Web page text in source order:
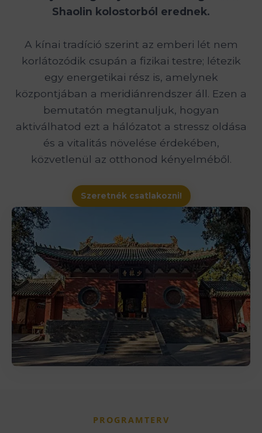
Shaolin kolostorból erednek.
A kínai tradíció szerint az emberi lét nem
korlátozódik csupán a fizikai testre; létezik
egy energetikai rész is, amelynek
központjában a meridiánrendszer áll. Ezen a
bemutatón megtanuljuk, hogyan
aktiválhatod ezt a hálózatot a stressz oldása
és a vitalitás növelése érdekében,
közvetlenül az otthonod kényelméből.
Szeretnék csatlakozni!
PROGRAMTERV